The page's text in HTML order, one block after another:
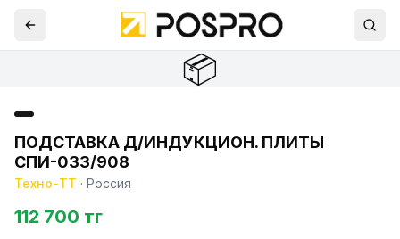
📦
ПОДСТАВКА Д/ИНДУКЦИОН. ПЛИТЫ
СПИ-033/908
Техно-ТТ · Россия
112 700 тг